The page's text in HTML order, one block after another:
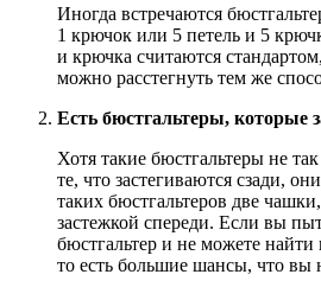
Иногда встречаются
1 крючок или 5 петель и 5
и крючка считаются
можно расстегнуть тем же
Есть бюстгальтеры, которые
Хотя такие бюстгальтеры не
те, что застегиваются сзади,
таких бюстгальтеров две
застежкой спереди. Если вы
бюстгальтер и не можете
то есть большие шансы, что вы